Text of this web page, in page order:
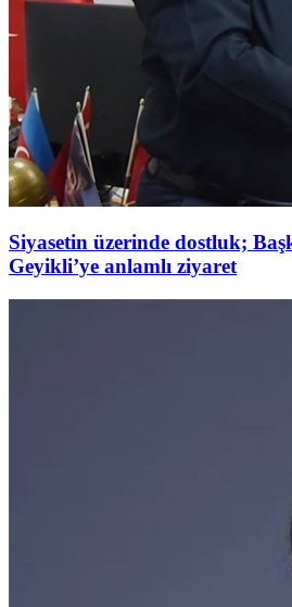
Siyasetin üzerinde dostluk;
Geyikli’ye anlamlı ziyaret